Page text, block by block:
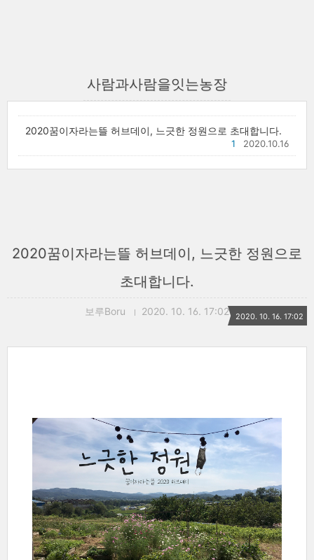
사람과사람을잇는농장
2020꿈이자라는뜰 허브데이, 느긋한 정원으로 초대합니다.
2020.10.16
1
2020꿈이자라는뜰 허브데이, 느긋한 정원으로
초대합니다.
보루Boru 2020. 10. 16. 17:02 2020. 10. 16. 17:02